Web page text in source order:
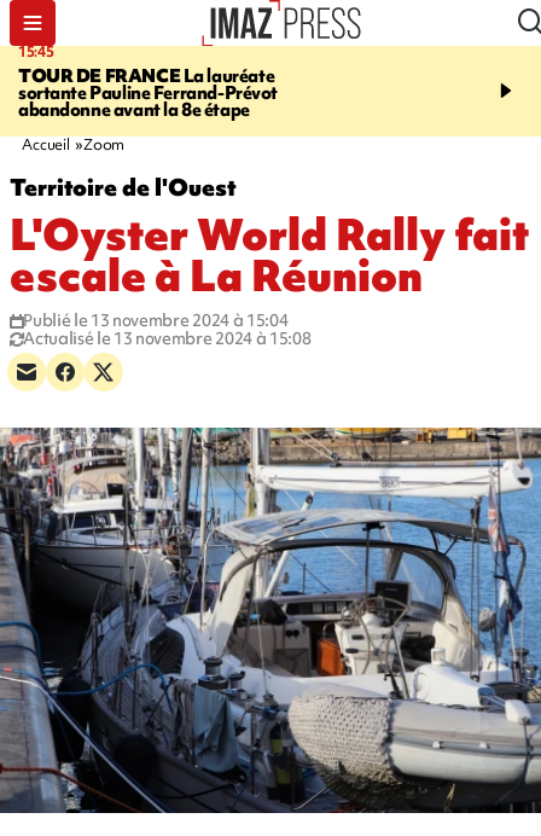
15:45
TOUR DE FRANCELa lauréate
sortante Pauline Ferrand-Prévot
abandonne avant la 8e étape
20:17
routière, concours de
Accueil Zoom
Territoire de l'Ouest
L'Oyster World Rally fait
escale à La Réunion
Publié le 13 novembre 2024 à 15:04
Actualisé le 13 novembre 2024 à 15:08